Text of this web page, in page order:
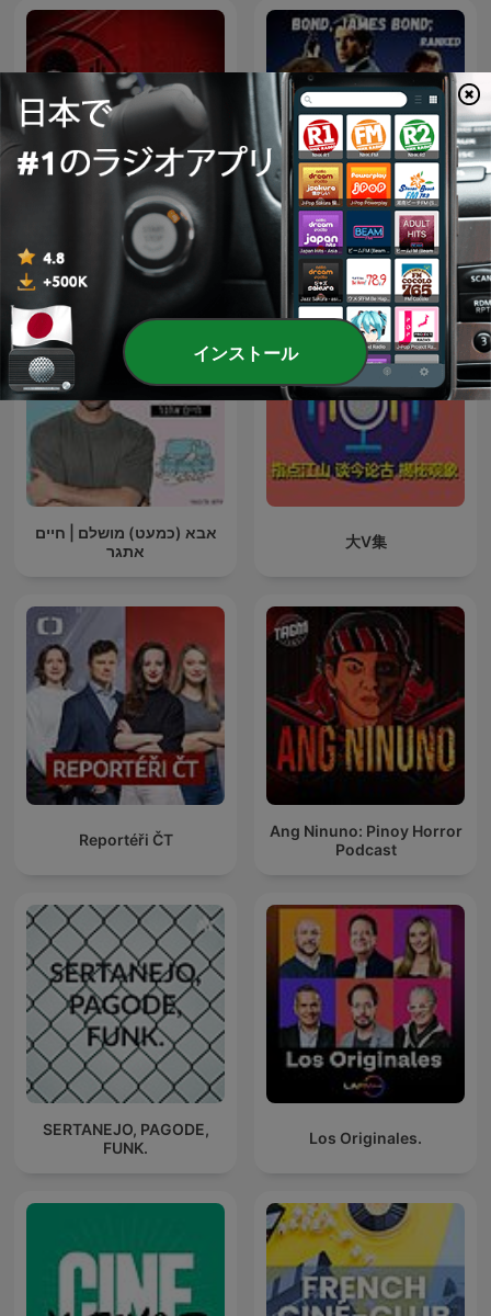
Snapped: Women Who
Murder
Bond, James Bond:
Ranked
אבא (כמעט) מושלם | חיים
אתגר
大V集
Reportéři ČT
Ang Ninuno: Pinoy Horror
Podcast
SERTANEJO, PAGODE,
FUNK.
Los Originales.
インストール